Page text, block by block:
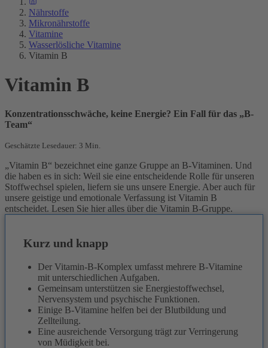
Nährstoffe
Mikronährstoffe
Vitamine
Wasserlösliche Vitamine
Vitamin B
Vitamin B
Konzentrationsschwäche, keine Energie? Ein Fall für das „B-
Team“
Geschätzte Lesedauer: 3 Min.
„Vitamin B“ bezeichnet eine ganze Gruppe an B-Vitaminen. Und
die haben es in sich: Weil sie eine entscheidende Rolle für unseren
Stoffwechsel spielen, liefern sie uns unsere Energie. Aber auch für
unsere geistige und emotionale Verfassung ist Vitamin B
entscheidet. Lesen Sie hier alles über die Vitamin B-Gruppe.
Kurz und knapp
Der Vitamin-B-Komplex umfasst mehrere B‑Vitamine
mit unterschiedlichen Aufgaben.
Gemeinsam unterstützen sie Energiestoffwechsel,
Nervensystem und psychische Funktionen.
Einige B‑Vitamine helfen bei der Blutbildung und
Zellteilung.
Eine ausreichende Versorgung trägt zur Verringerung
von Müdigkeit bei.